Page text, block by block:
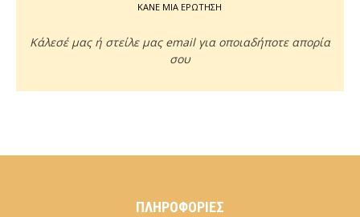
ΚΑΝΕ ΜΙΑ ΕΡΩΤΗΣΗ
Κάλεσέ μας ή στείλε μας email για οποιαδήποτε απορία
σου
ΠΛΗΡΟΦΟΡΊΕΣ